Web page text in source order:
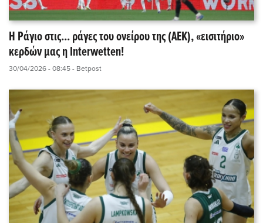
Η Ράγιο στις... ράγες του ονείρου της (ΑΕΚ), «εισιτήριο»
κερδών μας η Interwetten!
30/04/2026 - 08:45 - Betpost